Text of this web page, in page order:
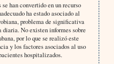
han convertido en un recurso
ha estado asociado al
problema de significativa
No existen informes sobre
por lo que se realizó este
y los factores asociados al uso
hospitalizados.